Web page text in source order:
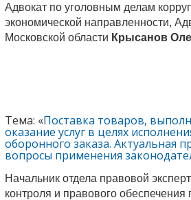
Адвокат по уголовным делам
экономической направленности,
Московской области Крысанов
Тема: «Поставка товаров,
оказание услуг в целях
оборонного заказа. Актуальная
вопросы применения
Начальник отдела правовой
контроля и правового обеспечения